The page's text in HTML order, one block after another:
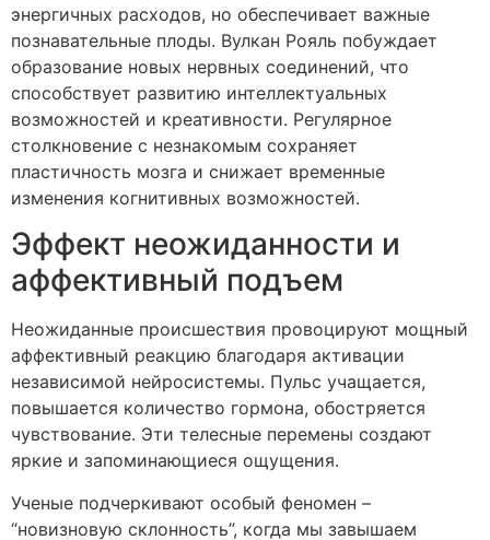
энергичных расходов, но обеспечивает важные
познавательные плоды. Вулкан Рояль побуждает
образование новых нервных соединений, что
способствует развитию интеллектуальных
возможностей и креативности. Регулярное
столкновение с незнакомым сохраняет
пластичность мозга и снижает временные
изменения когнитивных возможностей.
Эффект неожиданности и
аффективный подъем
Неожиданные происшествия провоцируют мощный
аффективный реакцию благодаря активации
независимой нейросистемы. Пульс учащается,
повышается количество гормона, обостряется
чувствование. Эти телесные перемены создают
яркие и запоминающиеся ощущения.
Ученые подчеркивают особый феномен –
“новизновую склонность”, когда мы завышаем